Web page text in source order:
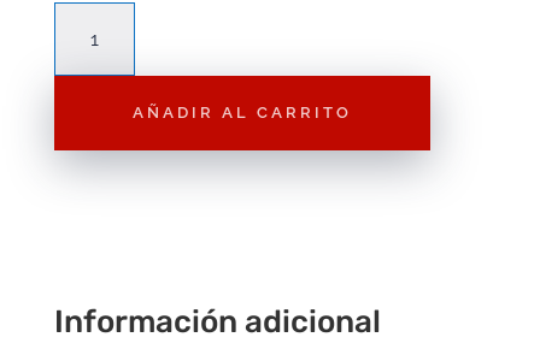
Pimientos
AÑADIR AL CARRITO
Información adicional